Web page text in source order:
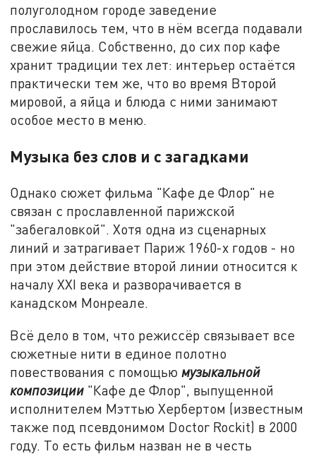
полуголодном городе заведение
прославилось тем, что в нём всегда подавали
свежие яйца. Собственно, до сих пор кафе
хранит традиции тех лет: интерьер остаётся
практически тем же, что во время Второй
мировой, а яйца и блюда с ними занимают
особое место в меню.
Музыка без слов и с загадками
Однако сюжет фильма "Кафе де Флор" не
связан с прославленной парижской
"забегаловкой". Хотя одна из сценарных
линий и затрагивает Париж 1960-х годов - но
при этом действие второй линии относится к
началу XXI века и разворачивается в
канадском Монреале.
Всё дело в том, что режиссёр связывает все
сюжетные нити в единое полотно
повествования с помощью музыкальной
композиции "Кафе де Флор", выпущенной
исполнителем Мэттью Хербертом (известным
также под псевдонимом Doctor Rockit) в 2000
году. То есть фильм назван не в честь